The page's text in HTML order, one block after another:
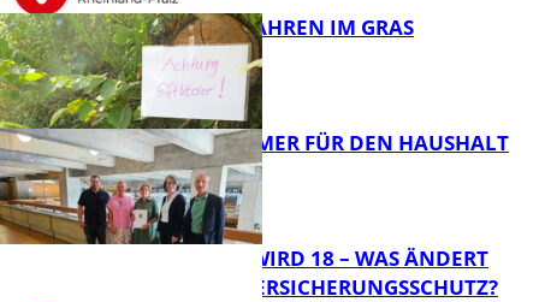
FB News
Panorama
GIFTIGE GEFAHREN IM GRAS
40 JAHRE IMMER FÜR DEN HAUSHALT
DA
MEIN KIND WIRD 18 – WAS ÄNDERT
SICH BEIM VERSICHERUNGSSCHUTZ?